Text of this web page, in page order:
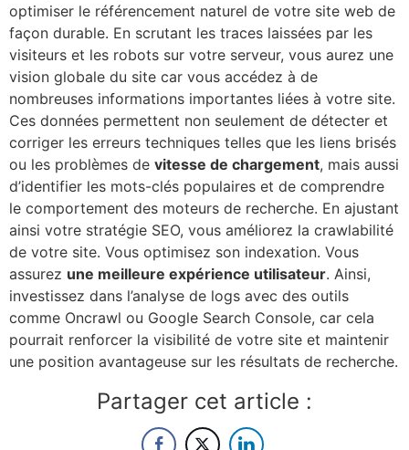
optimiser le référencement naturel de votre site web de
façon durable. En scrutant les traces laissées par les
visiteurs et les robots sur votre serveur, vous aurez une
vision globale du site car vous accédez à de
nombreuses informations importantes liées à votre site.
Ces données permettent non seulement de détecter et
corriger les erreurs techniques telles que les liens brisés
ou les problèmes de vitesse de chargement, mais aussi
d’identifier les mots-clés populaires et de comprendre
le comportement des moteurs de recherche. En ajustant
ainsi votre stratégie SEO, vous améliorez la crawlabilité
de votre site. Vous optimisez son indexation. Vous
assurez une meilleure expérience utilisateur. Ainsi,
investissez dans l’analyse de logs avec des outils
comme Oncrawl ou Google Search Console, car cela
pourrait renforcer la visibilité de votre site et maintenir
une position avantageuse sur les résultats de recherche.
Partager cet article :